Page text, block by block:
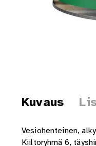
Kuvaus
Vesiohenteinen,
Kiiltoryhmä 6,